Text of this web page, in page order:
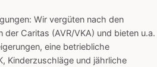
Wir vergüten nach den
Caritas (AVR/VKA) und bieten u.a.
eine betriebliche
Kinderzuschläge und jährliche